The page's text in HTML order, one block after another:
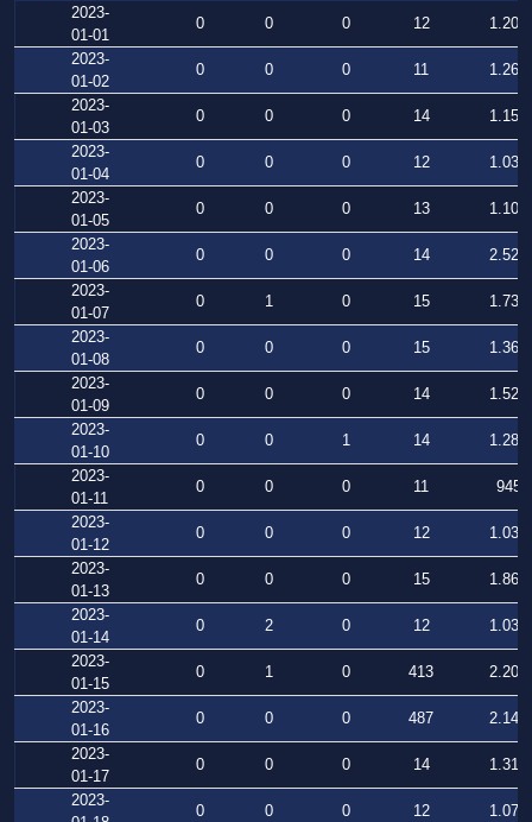
2023-
01-01
0 0 0 12
1.200
2023-
01-02
0 0 0 11
1.260
2023-
01-03
0 0 0 14
1.154
2023-
01-04
0 0 0 12
1.034
2023-
01-05
0 0 0 13
1.105
2023-
01-06
0 0 0 14
2.528
2023-
01-07
0 1 0 15
1.732
2023-
01-08
0 0 0 15
1.369
2023-
01-09
0 0 0 14
1.526
2023-
01-10
0 0 1 14
1.280
2023-
01-11
0 0 0 11
945
2023-
01-12
0 0 0 12
1.031
2023-
01-13
0 0 0 15
1.864
2023-
01-14
0 2 0 12
1.031
2023-
01-15
0 1 0 413
2.207
2023-
01-16
0 0 0 487
2.144
2023-
01-17
0 0 0 14
1.318
2023-
0 0 0 12
1.071